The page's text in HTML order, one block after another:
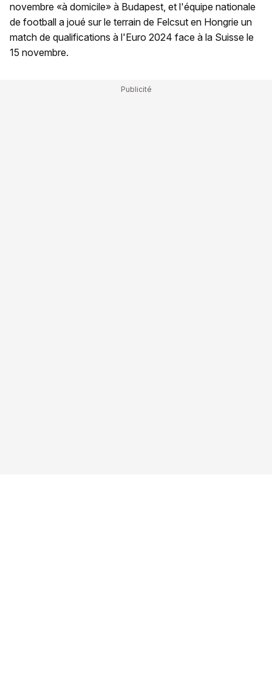
novembre «à domicile» à Budapest, et l'équipe nationale
de football a joué sur le terrain de Felcsut en Hongrie un
match de qualifications à l'Euro 2024 face à la Suisse le
15 novembre.